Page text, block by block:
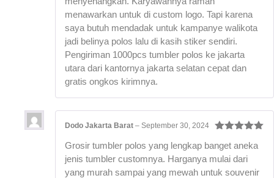
menawarkan untuk di custom logo. Tapi karena
saya butuh mendadak untuk kampanye walikota
jadi belinya polos lalu di kasih stiker sendiri.
Pengiriman 1000pcs tumbler polos ke jakarta
utara dari kantornya jakarta selatan cepat dan
gratis ongkos kirimnya.
of 5
Dodo Jakarta Barat – September 30, 2024
Grosir tumbler polos yang lengkap banget aneka
jenis tumbler customnya. Harganya mulai dari
yang murah sampai yang mewah untuk souvenir